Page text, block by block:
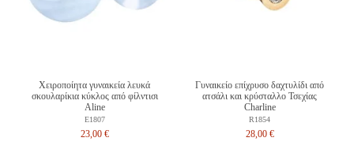
Χειροποίητα γυναικεία λευκά
σκουλαρίκια κύκλος από φίλντισι
Aline
E1807
23,00 €
Γυναικείο επίχρυσο δαχτυλίδι από
ατσάλι και κρύσταλλο Τσεχίας
Charline
R1854
28,00 €